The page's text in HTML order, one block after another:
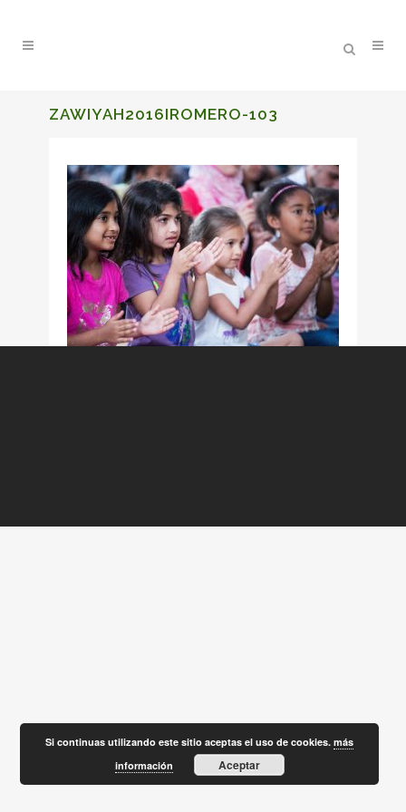
ZAWIYAH2016IROMERO-103
Si continuas utilizando este sitio aceptas el uso de cookies.más
información
Aceptar